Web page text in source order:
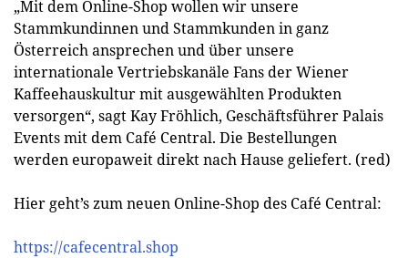
„Mit dem Online-Shop wollen wir unsere
Stammkundinnen und Stammkunden in ganz
Österreich ansprechen und über unsere
internationale Vertriebskanäle Fans der Wiener
Kaffeehauskultur mit ausgewählten Produkten
versorgen“, sagt Kay Fröhlich, Geschäftsführer Palais
Events mit dem Café Central. Die Bestellungen
werden europaweit direkt nach Hause geliefert. (red)
Hier geht’s zum neuen Online-Shop des Café Central:
https://cafecentral.shop